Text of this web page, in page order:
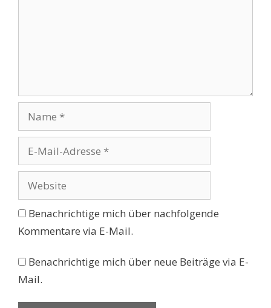
Mail-
Adresse
Benachrichtige mich über nachfolgende
Kommentare via E-Mail.
Benachrichtige mich über neue Beiträge via E-
Mail.